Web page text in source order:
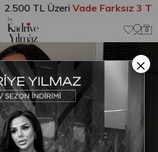
2.500 TL ÜzeriVade Farksız 3
0
Fiona Dantel Detaylı Tasarım Ceket Siyah
×